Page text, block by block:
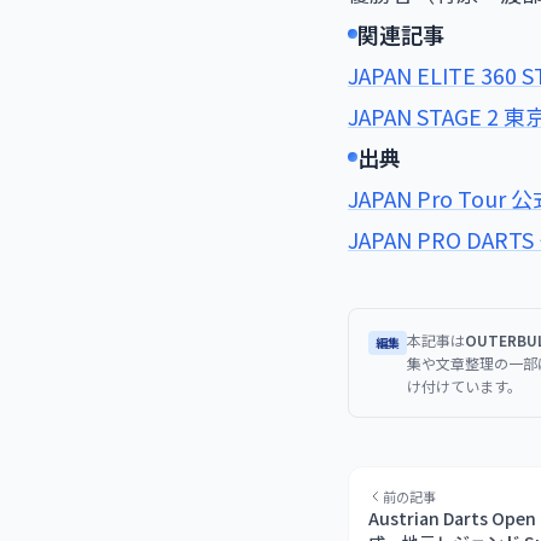
関連記事
JAPAN ELITE 360
JAPAN STAGE 2
出典
JAPAN Pro Tour
JAPAN PRO
編集 本記事は
集や文章整理の一
け付けています。
前の記事
Austrian Darts Open